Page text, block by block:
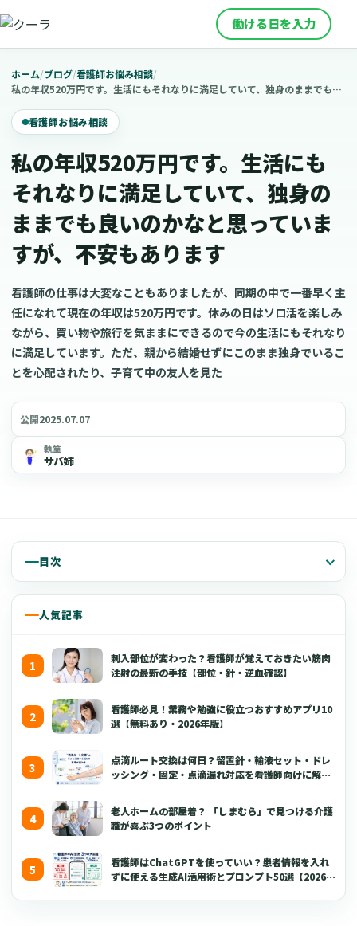
働ける日を入力
ホーム/ブログ/看護師お悩み相談/
私の年収520万円です。生活にもそれなりに満足していて、独身のままでも良いのかなと思っていますが、不安もあります
看護師お悩み相談
私の年収520万円です。生活にも
それなりに満足していて、独身の
ままでも良いのかなと思っていま
すが、不安もあります
看護師の仕事は大変なこともありましたが、同期の中で一番早く主
任になれて現在の年収は520万円です。休みの日はソロ活を楽しみ
ながら、買い物や旅行を気ままにできるので今の生活にもそれなり
に満足しています。ただ、親から結婚せずにこのまま独身でいるこ
とを心配されたり、子育て中の友人を見た
公開2025.07.07
執筆
サバ姉
目次
人気記事
刺入部位が変わった？看護師が覚えておきたい筋肉
注射の最新の手技【部位・針・逆血確認】
看護師必見！業務や勉強に役立つおすすめアプリ10
選【無料あり・2026年版】
点滴ルート交換は何日？留置針・輸液セット・ドレ
ッシング・固定・点滴漏れ対応を看護師向けに解説
老人ホームの部屋着？ 「しまむら」で見つける介護
職が喜ぶ3つのポイント
看護師はChatGPTを使っていい？患者情報を入れ
ずに使える生成AI活用術とプロンプト50選【2026年